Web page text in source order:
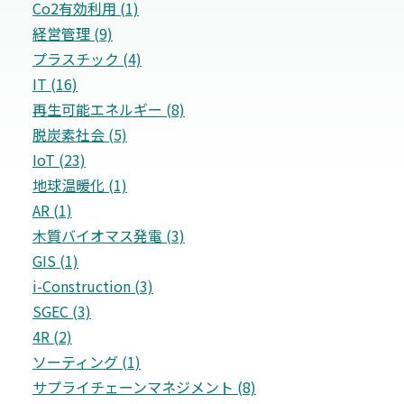
Co2有効利用 (1)
経営管理 (9)
プラスチック (4)
IT (16)
再生可能エネルギー (8)
脱炭素社会 (5)
IoT (23)
地球温暖化 (1)
AR (1)
木質バイオマス発電 (3)
GIS (1)
i-Construction (3)
SGEC (3)
4R (2)
ソーティング (1)
サプライチェーンマネジメント (8)